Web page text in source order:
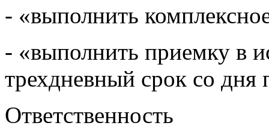
- «выполнить
- «выполнить приемку в
трехдневный срок со дня
Ответственность